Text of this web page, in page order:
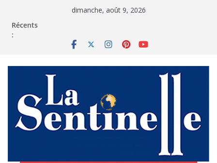
dimanche, août 9, 2026
Récents
: